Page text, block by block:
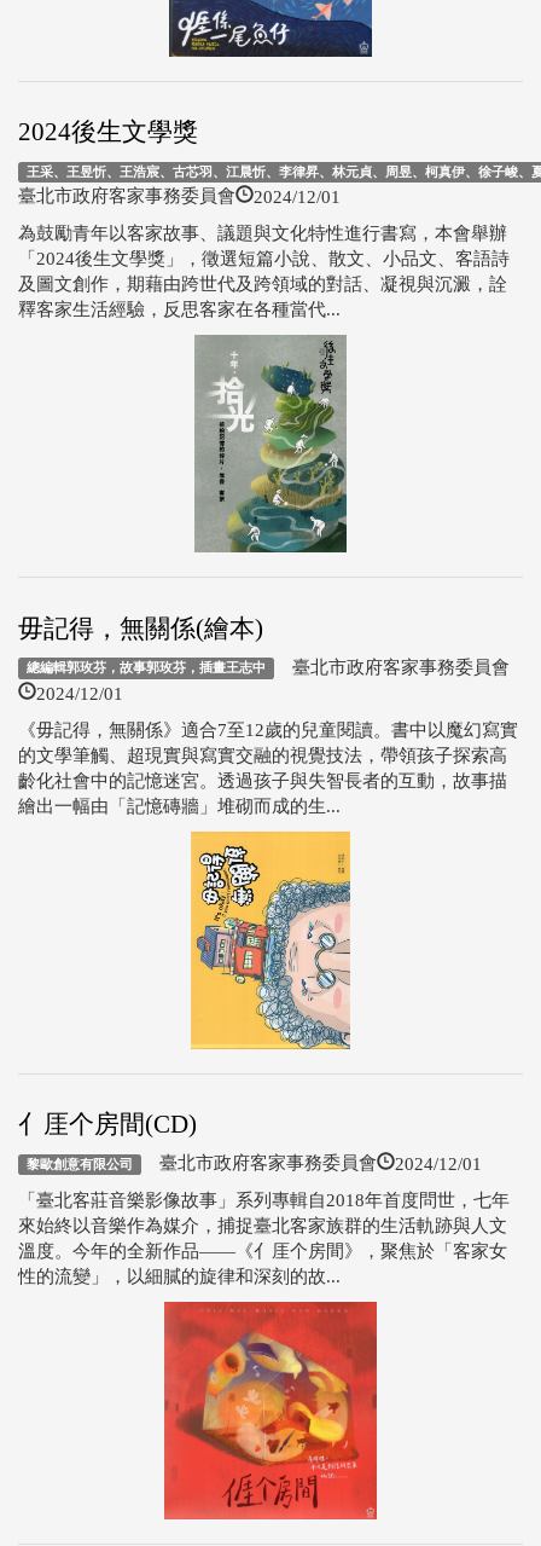
2024後生文學獎
王采、王昱忻、王浩宸、古芯羽、江晨忻、李律昇、林元貞、周昱、柯真伊、徐子峻、
臺北市政府客家事務委員會 2024/12/01
為鼓勵青年以客家故事、議題與文化特性進行書寫，本會舉辦
「2024後生文學獎」，徵選短篇小說、散文、小品文、客語詩
及圖文創作，期藉由跨世代及跨領域的對話、凝視與沉澱，詮
釋客家生活經驗，反思客家在各種當代...
毋記得，無關係(繪本)
總編輯郭玫芬，故事郭玫芬，插畫王志中 臺北市政府客家事務委員會
2024/12/01
《毋記得，無關係》適合7至12歲的兒童閱讀。書中以魔幻寫實
的文學筆觸、超現實與寫實交融的視覺技法，帶領孩子探索高
齡化社會中的記憶迷宮。透過孩子與失智長者的互動，故事描
繪出一幅由「記憶磚牆」堆砌而成的生...
亻厓个房間(CD)
黎歐創意有限公司 臺北市政府客家事務委員會 2024/12/01
「臺北客莊音樂影像故事」系列專輯自2018年首度問世，七年
來始終以音樂作為媒介，捕捉臺北客家族群的生活軌跡與人文
溫度。今年的全新作品——《亻厓个房間》，聚焦於「客家女
性的流變」，以細膩的旋律和深刻的故...